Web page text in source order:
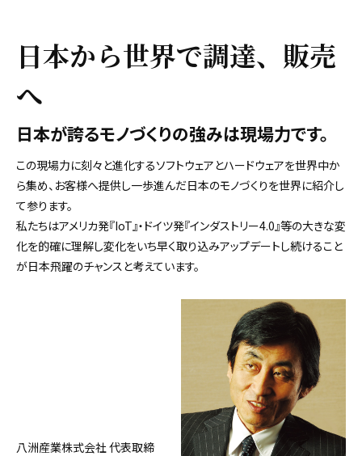
日本から世界で調達、販売
へ
日本が誇るモノづくりの強みは現場力です。
この現場力に刻々と進化するソフトウェアとハードウェアを世界中か
ら集め、お客様へ提供し一歩進んだ日本のモノづくりを世界に紹介し
て参ります。
私たちはアメリカ発『IoT』・ドイツ発『インダストリー4.0』等の大きな変
化を的確に理解し変化をいち早く取り込みアップデートし続けること
が日本飛躍のチャンスと考えています。
八洲産業株式会社 代表取締